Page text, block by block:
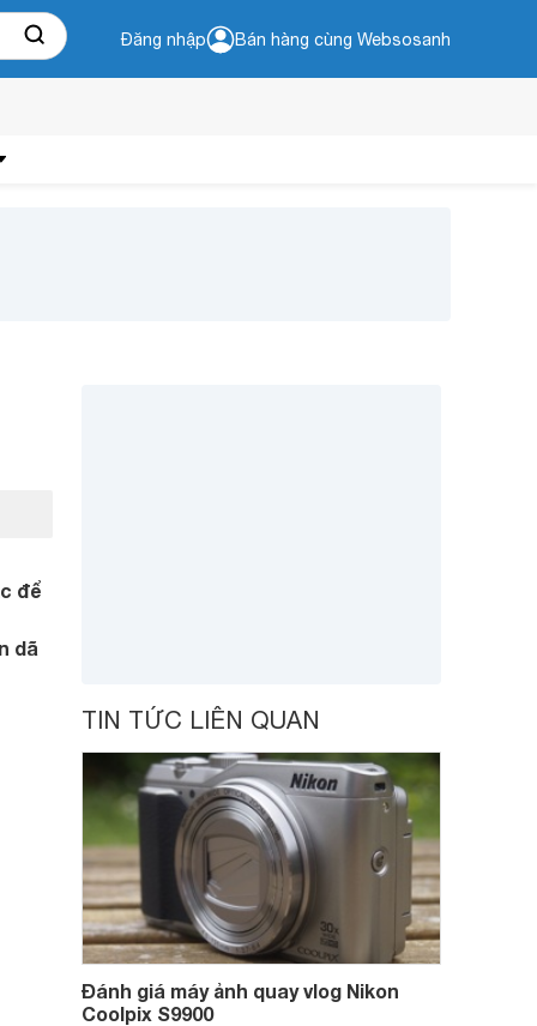
Đăng nhập Bán hàng cùng Websosanh
để
dã
TIN TỨC LIÊN QUAN
Đánh giá máy ảnh quay vlog Nikon
Coolpix S9900